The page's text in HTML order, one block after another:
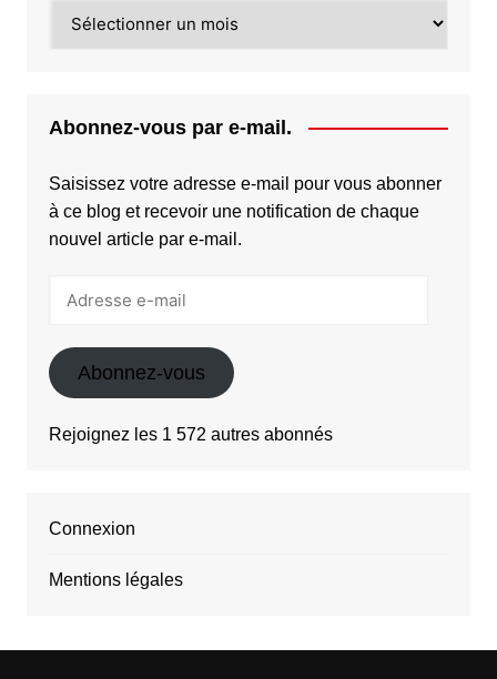
Abonnez-vous par e-mail.
Saisissez votre adresse e-mail pour vous abonner
à ce blog et recevoir une notification de chaque
nouvel article par e-mail.
Abonnez-vous
Rejoignez les 1 572 autres abonnés
Connexion
Mentions légales